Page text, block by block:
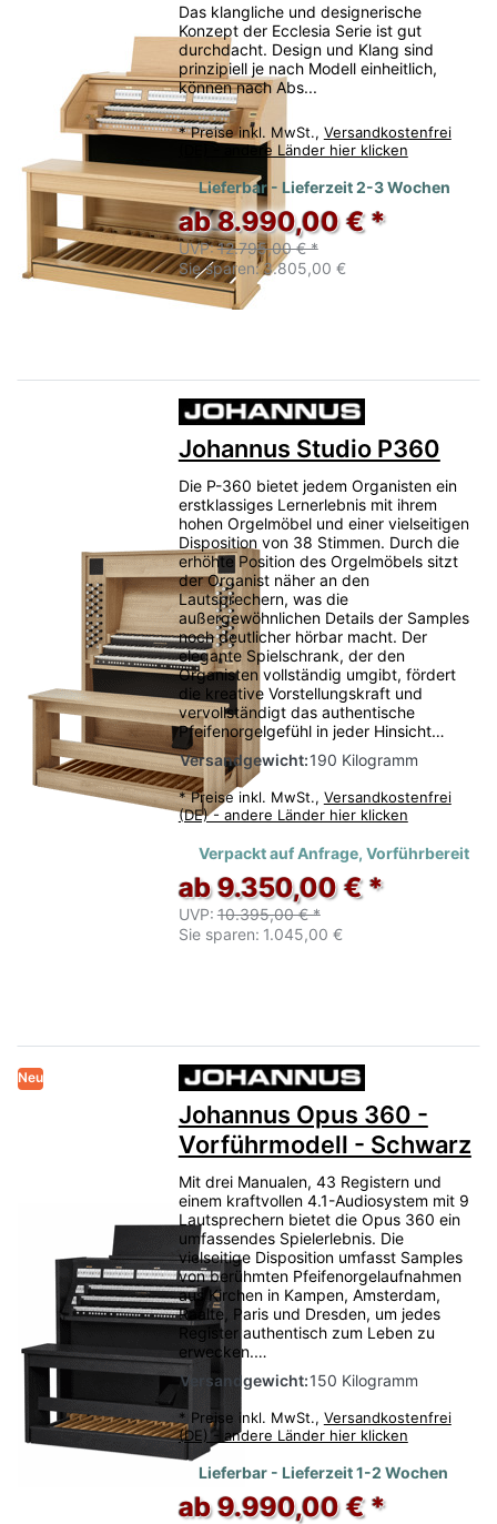
Das klangliche und designerische
Konzept der Ecclesia Serie ist gut
durchdacht. Design und Klang sind
prinzipiell je nach Modell einheitlich,
können nach Abs...
* Preise inkl. MwSt., Versandkostenfrei
(DE) - andere Länder hier klicken
Lieferbar - Lieferzeit 2-3 Wochen
ab 8.990,00 € *
UVP:12.795,00 € *
Sie sparen:3.805,00 €
Johannus Studio P360
Die P-360 bietet jedem Organisten ein
erstklassiges Lernerlebnis mit ihrem
hohen Orgelmöbel und einer vielseitigen
Disposition von 38 Stimmen. Durch die
erhöhte Position des Orgelmöbels sitzt
der Organist näher an den
Lautsprechern, was die
außergewöhnlichen Details der Samples
noch deutlicher hörbar macht. Der
elegante Spielschrank, der den
Organisten vollständig umgibt, fördert
die kreative Vorstellungskraft und
vervollständigt das authentische
Pfeifenorgelgefühl in jeder Hinsicht…
Versandgewicht:190 Kilogramm
* Preise inkl. MwSt., Versandkostenfrei
(DE) - andere Länder hier klicken
Verpackt auf Anfrage, Vorführbereit
ab 9.350,00 € *
UVP: 10.395,00 € *
Sie sparen: 1.045,00 €
Neu
Johannus Opus 360 -
Vorführmodell - Schwarz
Mit drei Manualen, 43 Registern und
einem kraftvollen 4.1-Audiosystem mit 9
Lautsprechern bietet die Opus 360 ein
umfassendes Spielerlebnis. Die
vielseitige Disposition umfasst Samples
von berühmten Pfeifenorgelaufnahmen
aus Kirchen in Kampen, Amsterdam,
Raalte, Paris und Dresden, um jedes
Register authentisch zum Leben zu
erwecken.…
Versandgewicht:150 Kilogramm
* Preise inkl. MwSt., Versandkostenfrei
(DE) - andere Länder hier klicken
Lieferbar - Lieferzeit 1-2 Wochen
ab 9.990,00 € *